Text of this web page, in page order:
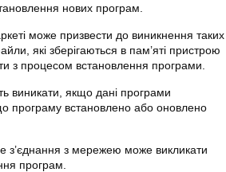
нових програм.
може призвести до виникнення таких
які зберігаються в пам’яті пристрою
з процесом встановлення програми.
виникати, якщо дані програми
програму встановлено або оновлено
з’єднання з мережею може викликати
програм.